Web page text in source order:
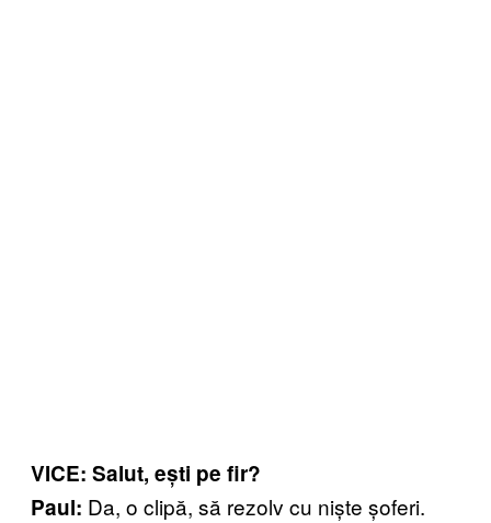
VICE: Salut, ești pe fir?
Paul: Da, o clipă, să rezolv cu niște șoferi.